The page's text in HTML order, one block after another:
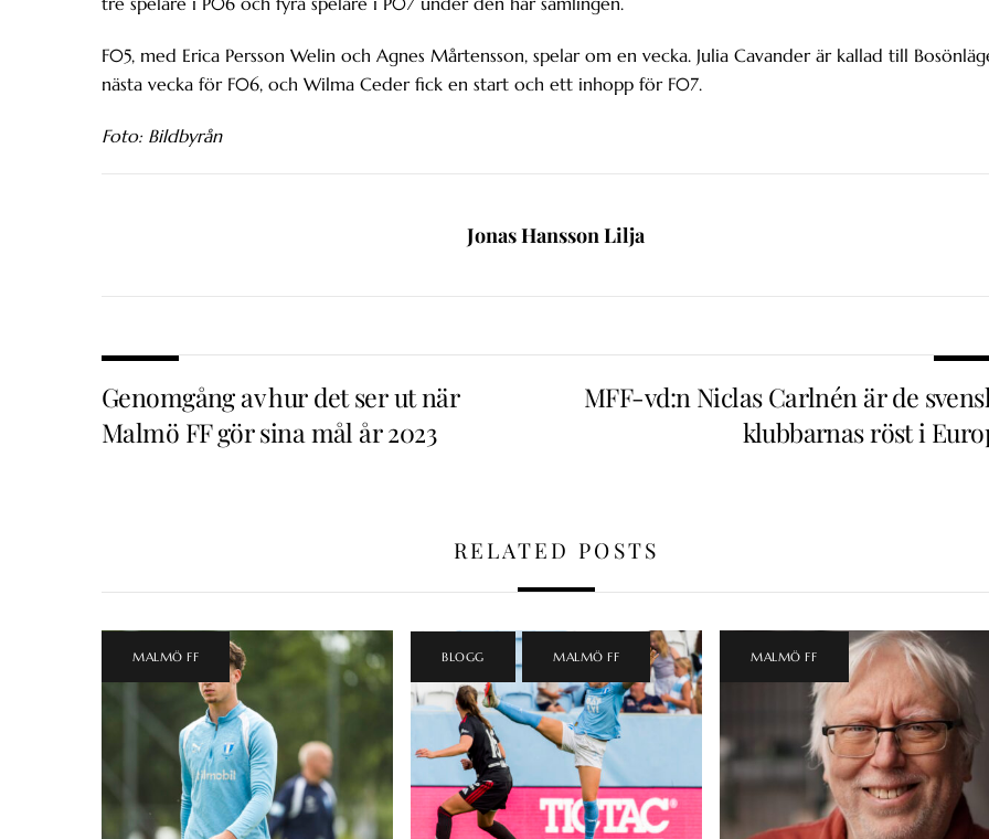
F05, med Erica Persson Welin och Agnes Mårtensson, spelar om en vecka. Julia Cavander är kallad till
nästa vecka för F06, och Wilma Ceder fick en start och ett inhopp för F07.
Foto: Bildbyrån
Jonas Hansson Lilja
Genomgång av hur det ser ut när
Malmö FF gör sina mål år 2023
MFF-vd:n Niclas Carlnén är de
klubbarnas röst i
RELATED POSTS
MALMÖ FF BLOGG MALMÖ FF MALMÖ FF